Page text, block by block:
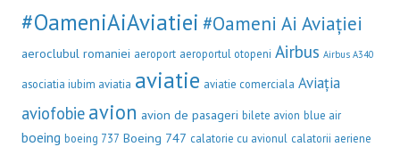
#OameniAiAviatiei #Oameni Ai Aviației
aeroclubul romaniei aeroport aeroportul otopeni Airbus Airbus A340
asociatia iubim aviatia aviatie aviatie comerciala Aviația
aviofobie avion avion de pasageri bilete avion blue air
boeing boeing 737 Boeing 747 calatorie cu avionul calatorii aeriene